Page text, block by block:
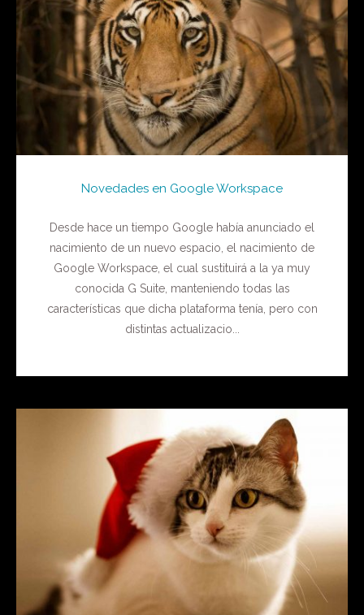
Novedades en Google Workspace
Desde hace un tiempo Google había anunciado el
nacimiento de un nuevo espacio, el nacimiento de
Google Workspace, el cual sustituirá a la ya muy
conocida G Suite, manteniendo todas las
características que dicha plataforma tenía, pero con
distintas actualizacio...